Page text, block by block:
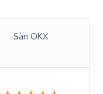
Sàn OKX